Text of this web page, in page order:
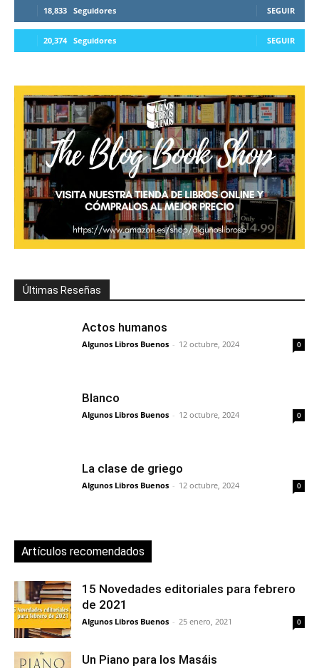
18,833 Seguidores SEGUIR
20,374 Seguidores SEGUIR
Últimas Reseñas
Actos humanos
Algunos Libros Buenos - 12 octubre, 2024 0
Blanco
Algunos Libros Buenos - 12 octubre, 2024 0
La clase de griego
Algunos Libros Buenos - 12 octubre, 2024 0
Artículos recomendados
15 Novedades editoriales para febrero
de 2021
Algunos Libros Buenos - 25 enero, 2021 0
Un Piano para los Masáis